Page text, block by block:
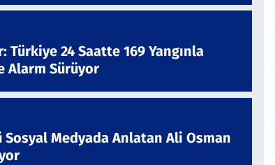
Türkiye 24 Saatte 169 Yangınla
Alarm Sürüyor
Medyada Anlatan Ali Osman